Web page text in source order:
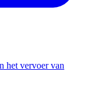
het vervoer van